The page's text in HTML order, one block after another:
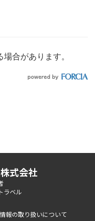
合があります。
式会社
ラベル
報の取り扱いについて